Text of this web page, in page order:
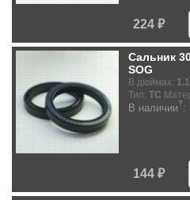
224 ₽
Сальник
SOG
В дюймах:
Тип: TC
В наличии?:
144 ₽